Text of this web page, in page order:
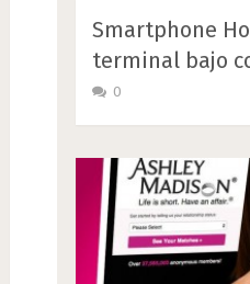
Smartphone
terminal bajo
0